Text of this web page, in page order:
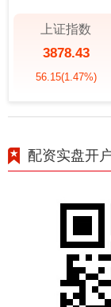
上证指数
3878.43
56.15(1.47%)
配资实盘开